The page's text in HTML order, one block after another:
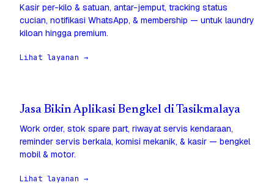
Kasir per-kilo & satuan, antar-jemput, tracking status
cucian, notifikasi WhatsApp, & membership — untuk laundry
kiloan hingga premium.
Lihat layanan →
Jasa Bikin Aplikasi Bengkel di Tasikmalaya
Work order, stok spare part, riwayat servis kendaraan,
reminder servis berkala, komisi mekanik, & kasir — bengkel
mobil & motor.
Lihat layanan →